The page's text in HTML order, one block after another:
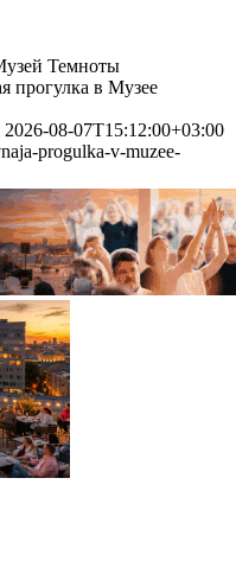
Темноты
прогулка в Музее
2026-08-07T15:12:00+03:00
progulka-v-muzee-